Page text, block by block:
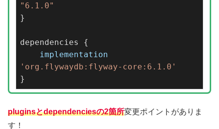
"6.1.0"
}
dependencies {
implementation
'org.flywaydb:flyway-core:6.1.0'
}
pluginsとdependenciesの2箇所変更ポイントがありま
す！